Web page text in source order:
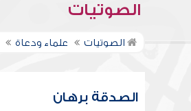
الصوتيات
الصوتيات علماء ودعاة
الصدقة برهان